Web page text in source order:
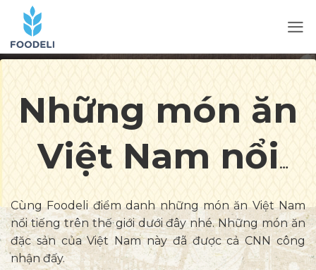
Những món ăn
Việt Nam nổi
tiếng trên thế
giới vì hương vị
Cùng Foodeli điểm danh những món ăn Việt Nam
nổi tiếng trên thế giới dưới đây nhé. Những món ăn
đặc sản của Việt Nam này đã được cả CNN công
nhận đấy.